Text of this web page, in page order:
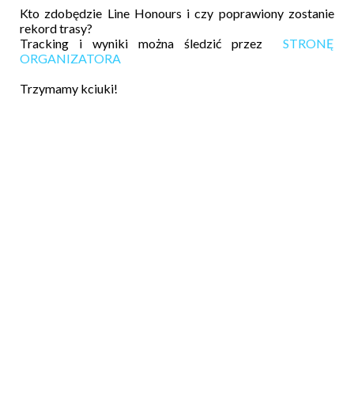
Kto zdobędzie Line Honours i czy poprawiony zostanie
rekord trasy?
Tracking i wyniki można śledzić przez STRONĘ
ORGANIZATORA
Trzymamy kciuki!